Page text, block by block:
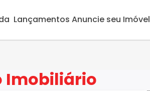
Lançamentos Anuncie seu Imóvel
Imobiliário